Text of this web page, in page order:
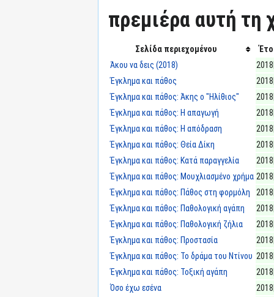
πρεμιέρα αυτή τη
Σελίδα περιεχομένου
Άκου να δεις (2018)
Έγκλημα και πάθος
Έγκλημα και πάθος: Άκης ο "Ηλίθιος"
Έγκλημα και πάθος: Η απαγωγή
Έγκλημα και πάθος: Η απόδραση
Έγκλημα και πάθος: Θεία Δίκη
Έγκλημα και πάθος: Κατά παραγγελία
Έγκλημα και πάθος: Μουχλιασμένο χρήμα
Έγκλημα και πάθος: Πάθος στη φορμόλη
Έγκλημα και πάθος: Παθολογική αγάπη
Έγκλημα και πάθος: Παθολογική ζήλια
Έγκλημα και πάθος: Προστασία
Έγκλημα και πάθος: Το δράμα του Ντίνου
Έγκλημα και πάθος: Τοξική αγάπη
Όσο έχω εσένα